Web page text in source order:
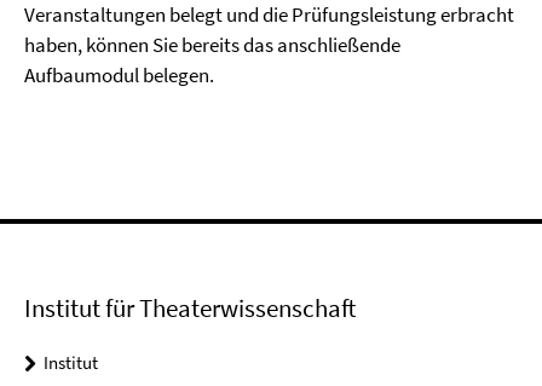
Veranstaltungen belegt und die Prüfungsleistung erbracht
haben, können Sie bereits das anschließende
Aufbaumodul belegen.
Institut für Theaterwissenschaft
Institut